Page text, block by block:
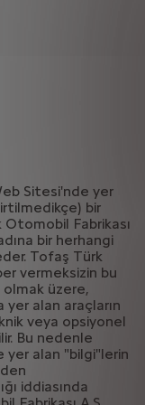
Sitesi'nde yer
bir
Otomobil Fabrikası
bir herhangi
Tofaş Türk
vermeksizin bu
olmak üzere,
alan araçların
veya opsiyonel
Bu nedenle
yer alan "bilgi"lerin
iddiasında